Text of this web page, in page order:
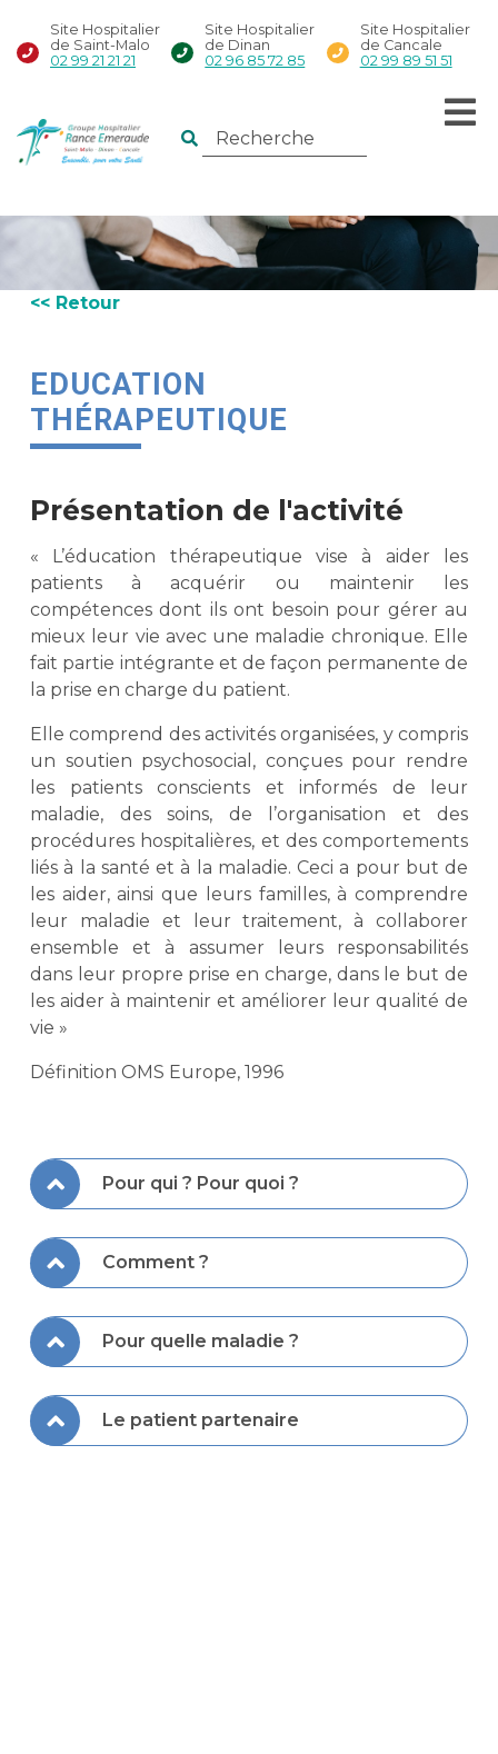
Site Hospitalier
de Saint-Malo
02 99 21 21 21
Site Hospitalier
de Dinan
02 96 85 72 85
Site Hospitalier
de Cancale
02 99 89 51 51
<< Retour
EDUCATION
THÉRAPEUTIQUE
Présentation de l'activité
« L’éducation thérapeutique vise à aider les
patients à acquérir ou maintenir les
compétences dont ils ont besoin pour gérer au
mieux leur vie avec une maladie chronique. Elle
fait partie intégrante et de façon permanente de
la prise en charge du patient.
Elle comprend des activités organisées, y compris
un soutien psychosocial, conçues pour rendre
les patients conscients et informés de leur
maladie, des soins, de l’organisation et des
procédures hospitalières, et des comportements
liés à la santé et à la maladie. Ceci a pour but de
les aider, ainsi que leurs familles, à comprendre
leur maladie et leur traitement, à collaborer
ensemble et à assumer leurs responsabilités
dans leur propre prise en charge, dans le but de
les aider à maintenir et améliorer leur qualité de
vie »
Définition OMS Europe, 1996
Pour qui ? Pour quoi ?
Comment ?
Pour quelle maladie ?
Le patient partenaire